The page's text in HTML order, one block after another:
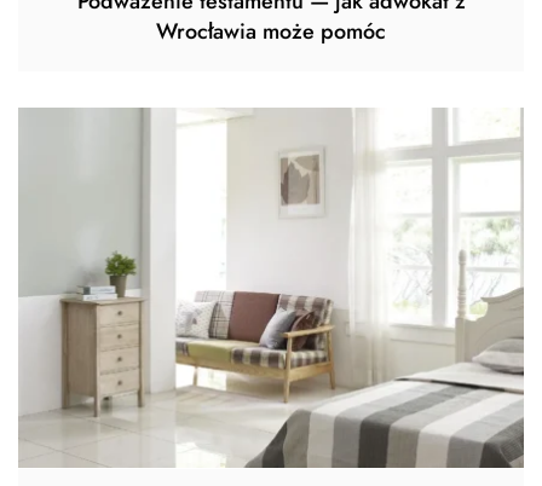
Wrocławia może pomóc